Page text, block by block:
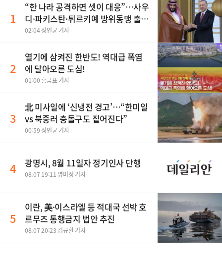
1
“한 나라 공격하면 셋이 대응”…사우
디·파키스탄·튀르키예 방위동맹 출
범
02:04 정인균 기자
2
열기에 삼켜진 한반도! 역대급 폭염
에 달아오른 도심!
01:00 홍금표 기자
3
北 미사일에 ‘신냉전 경고’…“한미일
vs 북중러 충돌구도 짙어진다”
00:59 정인균 기자
4 광명시, 8월 11일자 정기인사 단행
08.07 19:11 명미정 기자
5
이란, 美·이스라엘 등 적대국 선박 호
르무즈 통행금지 법안 추진
08.07 20:23 김규환 기자